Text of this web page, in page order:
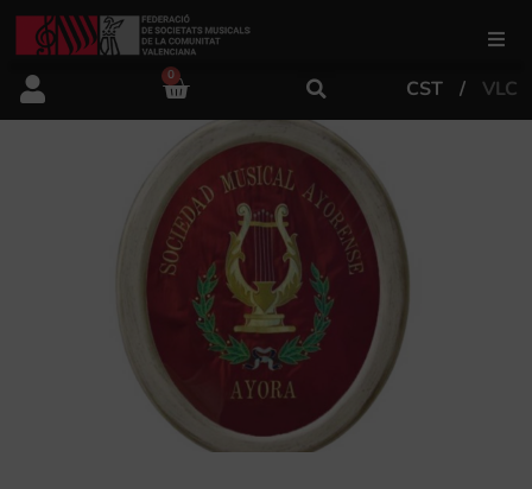
FSMCV
Áreas de gestión
Área educativa
Área artística
0
CST VLC